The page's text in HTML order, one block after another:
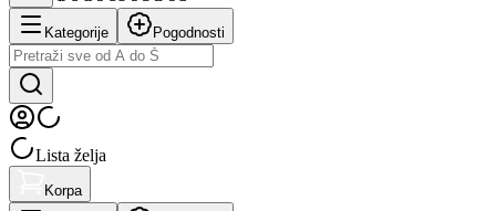
Kategorije Pogodnosti
Lista želja
Korpa